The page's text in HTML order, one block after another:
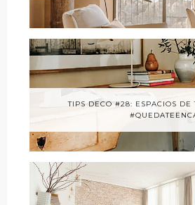
TIPS DECO #28: ESPACIOS DE